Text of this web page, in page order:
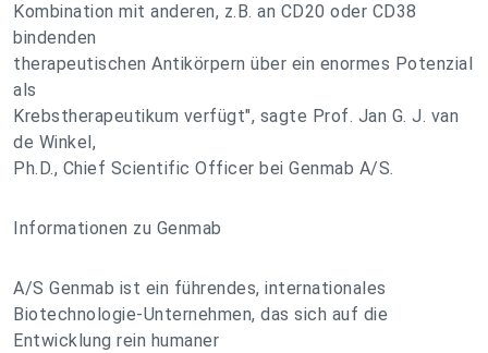
Kombination mit anderen, z.B. an CD20 oder CD38
bindenden
therapeutischen Antikörpern über ein enormes Potenzial
als
Krebstherapeutikum verfügt", sagte Prof. Jan G. J. van
de Winkel,
Ph.D., Chief Scientific Officer bei Genmab A/S.
Informationen zu Genmab
A/S Genmab ist ein führendes, internationales
Biotechnologie-Unternehmen, das sich auf die
Entwicklung rein humaner